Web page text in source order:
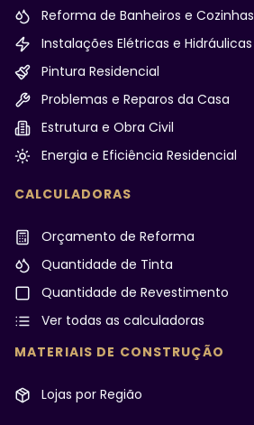
Reforma de Banheiros e Cozinhas
Instalações Elétricas e Hidráulicas
Pintura Residencial
Problemas e Reparos da Casa
Estrutura e Obra Civil
Energia e Eficiência Residencial
CALCULADORAS
Orçamento de Reforma
Quantidade de Tinta
Quantidade de Revestimento
Ver todas as calculadoras
MATERIAIS DE CONSTRUÇÃO
Lojas por Região